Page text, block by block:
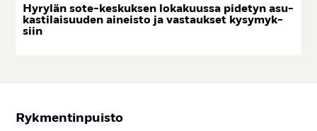
Hy­ry­län so­te-kes­kuk­sen lo­ka­kuus­sa pi­de­tyn asu­
kas­ti­lai­suu­den ai­neis­to ja vas­tauk­set ky­sy­myk­
siin
Ryk­men­tin­puis­to